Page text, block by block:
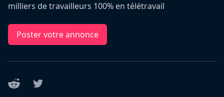
milliers de travailleurs 100% en télétravail
Poster votre annonce
Reddit Twitter